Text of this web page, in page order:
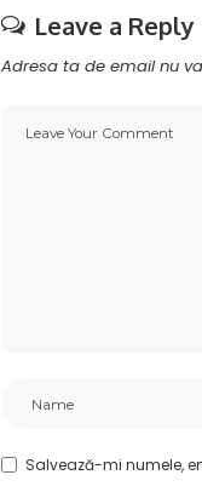
Leave a Reply
Adresa ta de email nu
Salvează-mi numele,